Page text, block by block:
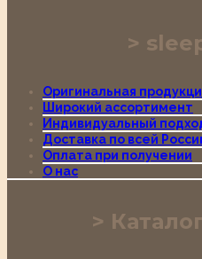
Оригинальная
Широкий ассортимент
Индивидуальный
Доставка по всей
Оплата при получении
О нас